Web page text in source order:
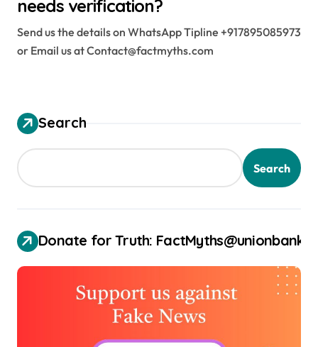
needs verification?
Send us the details on WhatsApp Tipline +917895085973
or Email us at Contact@factmyths.com
Search
Search
Donate for Truth: FactMyths@unionbank